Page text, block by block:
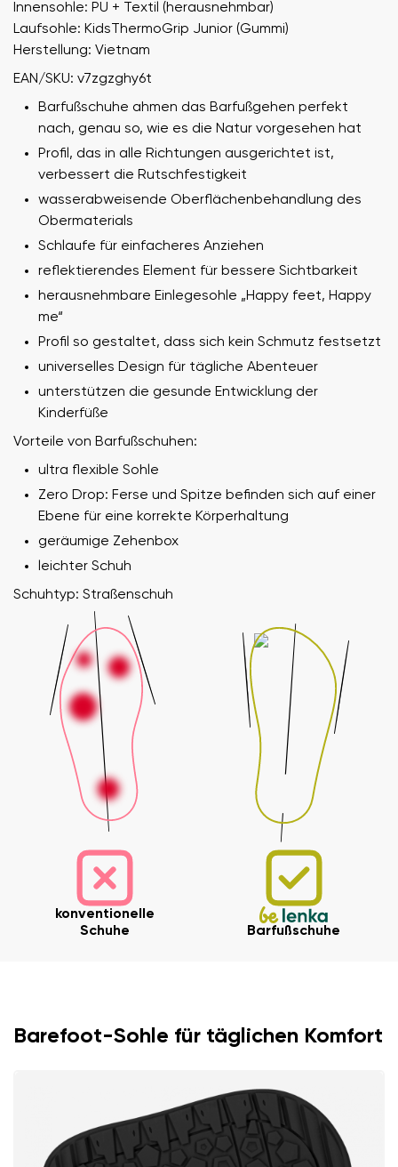
Innensohle: PU + Textil (herausnehmbar)
Laufsohle: KidsThermoGrip Junior (Gummi)
Herstellung: Vietnam
EAN/SKU: v7zgzghy6t
Barfußschuhe ahmen das Barfußgehen perfekt
nach, genau so, wie es die Natur vorgesehen hat
Profil, das in alle Richtungen ausgerichtet ist,
verbessert die Rutschfestigkeit
wasserabweisende Oberflächenbehandlung des
Obermaterials
Schlaufe für einfacheres Anziehen
reflektierendes Element für bessere Sichtbarkeit
herausnehmbare Einlegesohle „Happy feet, Happy
me“
Profil so gestaltet, dass sich kein Schmutz festsetzt
universelles Design für tägliche Abenteuer
unterstützen die gesunde Entwicklung der
Kinderfüße
Vorteile von Barfußschuhen:
ultra flexible Sohle
Zero Drop: Ferse und Spitze befinden sich auf einer
Ebene für eine korrekte Körperhaltung
geräumige Zehenbox
leichter Schuh
Schuhtyp: Straßenschuh
konventionelle
Schuhe
Barfußschuhe
Barefoot-Sohle für täglichen Komfort